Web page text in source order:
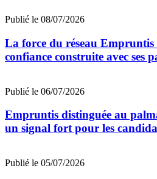
Publié le 08/07/2026
La force du réseau
confiance construite avec ses
Publié le 06/07/2026
Empruntis distinguée au
un signal fort pour les
Publié le 05/07/2026